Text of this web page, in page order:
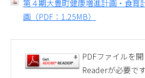
結婚・離婚
子育て
第４期大豊町健康増進計画・食育
画（PDF：1.25MB）
PDFファイルを
Readerが必要です